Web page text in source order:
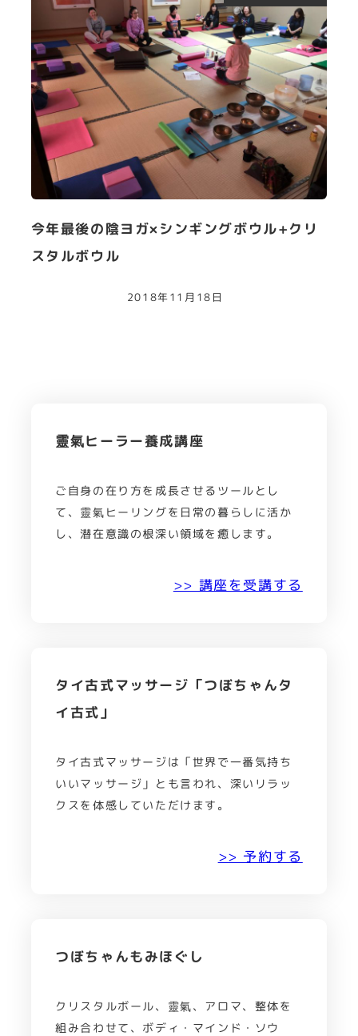
今年最後の陰ヨガ×シンギングボウル+クリ
スタルボウル
2018年11月18日
靈氣ヒーラー養成講座
ご自身の在り方を成長させるツールとし
て、靈氣ヒーリングを日常の暮らしに活か
し、潜在意識の根深い領域を癒します。
>> 講座を受講する
タイ古式マッサージ「つぼちゃんタ
イ古式」
タイ古式マッサージは「世界で一番気持ち
いいマッサージ」とも言われ、深いリラッ
クスを体感していただけます。
>> 予約する
つぼちゃんもみほぐし
クリスタルボール、靈氣、アロマ、整体を
組み合わせて、ボディ・マインド・ソウ